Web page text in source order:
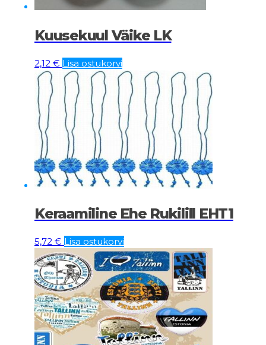
Kuusekuul Väike LK
2,12 € Lisa ostukorvi
Keraamiline Ehe Rukilill EHT1
5,72 € Lisa ostukorvi